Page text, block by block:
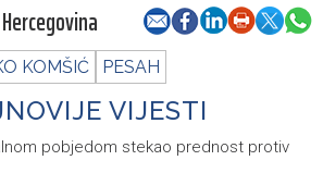
KOMŠIĆ PESAH
VIJESTI
pobjedom stekao prednost protiv